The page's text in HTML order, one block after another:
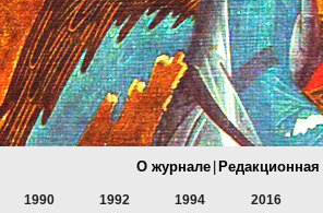
О журнале Редакционная
1990
1992
1994
2016